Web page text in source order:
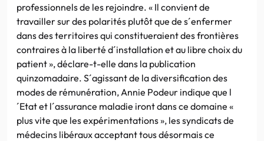
professionnels de les rejoindre. « Il convient de
travailler sur des polarités plutôt que de s´enfermer
dans des territoires qui constitueraient des frontières
contraires à la liberté d´installation et au libre choix du
patient », déclare-t-elle dans la publication
quinzomadaire. S´agissant de la diversification des
modes de rémunération, Annie Podeur indique que l
´Etat et l´assurance maladie iront dans ce domaine «
plus vite que les expérimentations », les syndicats de
médecins libéraux acceptant tous désormais ce